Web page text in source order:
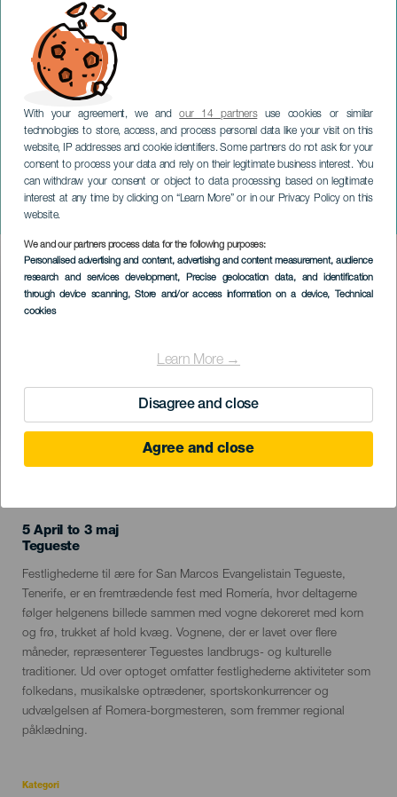
With your agreement, we andour 14 partnersuse cookies or similar
technologies to store, access, and process personal data like your visit on this
website, IP addresses and cookie identifiers. Some partners do not ask for your
consent to process your data and rely on their legitimate business interest. You
can withdraw your consent or object to data processing based on legitimate
interest at any time by clicking on “Learn More” or in our Privacy Policy on this
website.
We and our partners process data for the following purposes:
Personalised advertising and content, advertising and content measurement, audience
research and services development, Precise geolocation data, and identification
through device scanning, Store and/or access information on a device, Technical
cookies
Learn More →
Disagree and close
Agree and close
Festligheder til ære for
San Marcos
TENERIFE
Imagen
Listado
5 April to 3 maj
Localidad
Tegueste
Descripción
del
evento
Festlighederne til ære for San Marcos Evangelistain Tegueste,
Tenerife, er en fremtrædende fest med Romería, hvor deltagerne
følger helgenens billede sammen med vogne dekoreret med korn
og frø, trukket af hold kvæg. Vognene, der er lavet over flere
måneder, repræsenterer Teguestes landbrugs- og kulturelle
traditioner. Ud over optoget omfatter festlighederne aktiviteter som
folkedans, musikalske optrædener, sportskonkurrencer og
udvælgelsen af Romera-borgmesteren, som fremmer regional
påklædning.
Kategori